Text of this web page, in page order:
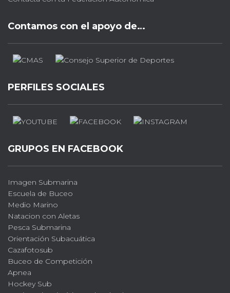
Contamos con el apoyo de…
PERFILES SOCIALES
GRUPOS EN FACEBOOK
Imagen Submarina
Escuela de Buceo
Medio Marino
Natacion con Aletas
Pesca Submarina
Orientación Subacuática
Cazafotosub
Buceo de Competición
Apnea
Hockey Sub